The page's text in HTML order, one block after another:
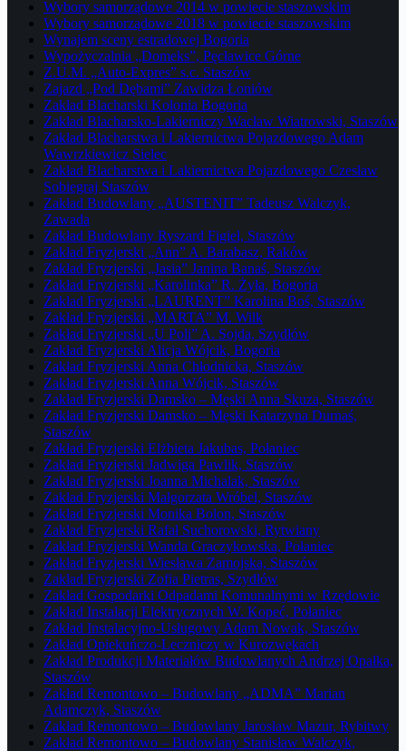
Wybory samorządowe 2014 w powiecie staszowskim
Wybory samorządowe 2018 w powiecie staszowskim
Wynajem sceny estradowej Bogoria
Wypożyczalnia „Domeks”, Pęcławice Górne
Z.U.M. „Auto-Expres” s.c. Staszów
Zajazd „Pod Dębami” Zawidza Łoniów
Zakład Blacharski Kolonia Bogoria
Zakład Blacharsko-Lakierniczy Wacław Wiatrowski, Staszów
Zakład Blacharstwa i Lakiernictwa Pojazdowego Adam
Wawrzkiewicz Sielec
Zakład Blacharstwa i Lakiernictwa Pojazdowego Czesław
Sobiegraj Staszów
Zakład Budowlany „AUSTENIT” Tadeusz Walczyk,
Zawada
Zakład Budowlany Ryszard Figiel, Staszów
Zakład Fryzjerski „Ann” A. Barabasz, Raków
Zakład Fryzjerski „Jasia” Janina Banaś, Staszów
Zakład Fryzjerski „Karolinka” R. Żyła, Bogoria
Zakład Fryzjerski „LAURENT” Karolina Boś, Staszów
Zakład Fryzjerski „MARTA” M. Wilk
Zakład Fryzjerski „U Poli” A. Sojda, Szydłów
Zakład Fryzjerski Alicja Wójcik, Bogoria
Zakład Fryzjerski Anna Chłodnicka, Staszów
Zakład Fryzjerski Anna Wójcik, Staszów
Zakład Fryzjerski Damsko – Męski Anna Skuza, Staszów
Zakład Fryzjerski Damsko – Męski Katarzyna Durnaś,
Staszów
Zakład Fryzjerski Elżbieta Jakubas, Połaniec
Zakład Fryzjerski Jadwiga Pawlik, Staszów
Zakład Fryzjerski Joanna Michalak, Staszów
Zakład Fryzjerski Małgorzata Wróbel, Staszów
Zakład Fryzjerski Monika Bolon, Staszów
Zakład Fryzjerski Rafał Suchorowski, Rytwiany
Zakład Fryzjerski Wanda Graczykowska, Połaniec
Zakład Fryzjerski Wiesława Zamojska, Staszów
Zakład Fryzjerski Zofia Pietras, Szydłów
Zakład Gospodarki Odpadami Komunalnymi w Rzędowie
Zakład Instalacji Elektrycznych W. Kopeć, Połaniec
Zakład Instalacyjno-Usługowy Adam Nowak, Staszów
Zakład Opiekuńczo-Leczniczy w Kurozwękach
Zakład Produkcji Materiałów Budowlanych Andrzej Opałka,
Staszów
Zakład Remontowo – Budowlany „ADMA” Marian
Adamczyk, Staszów
Zakład Remontowo – Budowlany Jarosław Mazur, Rybitwy
Zakład Remontowo – Budowlany Stanisław Walczyk,